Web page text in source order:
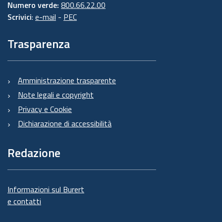
Numero verde: 800.66.22.00
Scrivici: e-mail - PEC
Trasparenza
Amministrazione trasparente
Note legali e copyright
Privacy e Cookie
Dichiarazione di accessibilità
Redazione
Informazioni sul Burert
e contatti